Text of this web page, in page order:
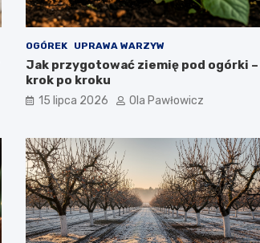
OGÓREK UPRAWA WARZYW
Jak przygotować ziemię pod ogórki –
krok po kroku
15 lipca 2026 Ola Pawłowicz